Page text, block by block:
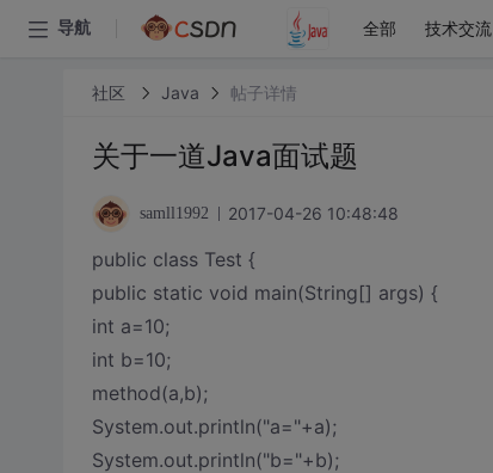
导航 全部 技术交流
社区 Java 帖子详情
关于一道Java面试题
samll1992 2017-04-26 10:48:48
public class Test {
public static void main(String[] args) {
int a=10;
int b=10;
method(a,b);
System.out.println("a="+a);
System.out.println("b="+b);